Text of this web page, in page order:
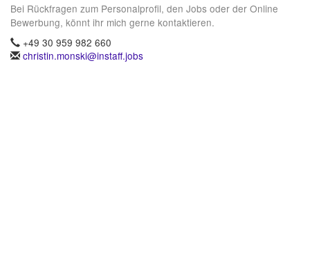
Bei Rückfragen zum Personalprofil, den Jobs oder der Online
Bewerbung, könnt ihr mich gerne kontaktieren.
+49 30 959 982 660
christin.monski@instaff.jobs